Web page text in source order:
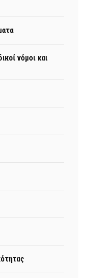
νόμοι και